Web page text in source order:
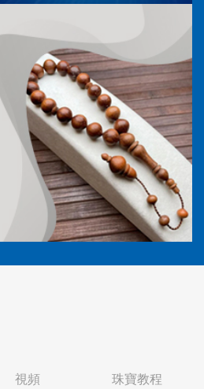
視頻 珠寶教程